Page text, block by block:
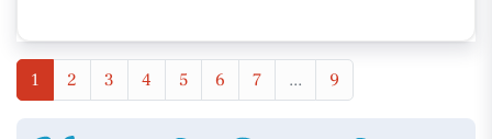
1 2 3 4 5 6 7 ... 9